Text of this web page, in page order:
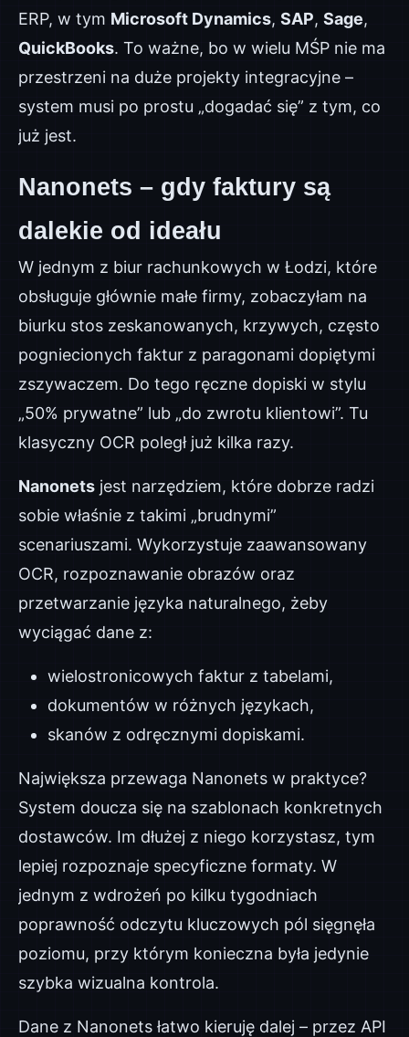
ERP, w tym Microsoft Dynamics, SAP, Sage,
QuickBooks. To ważne, bo w wielu MŚP nie ma
przestrzeni na duże projekty integracyjne –
system musi po prostu „dogadać się” z tym, co
już jest.
Nanonets – gdy faktury są
dalekie od ideału
W jednym z biur rachunkowych w Łodzi, które
obsługuje głównie małe firmy, zobaczyłam na
biurku stos zeskanowanych, krzywych, często
pogniecionych faktur z paragonami dopiętymi
zszywaczem. Do tego ręczne dopiski w stylu
„50% prywatne” lub „do zwrotu klientowi”. Tu
klasyczny OCR poległ już kilka razy.
Nanonets jest narzędziem, które dobrze radzi
sobie właśnie z takimi „brudnymi”
scenariuszami. Wykorzystuje zaawansowany
OCR, rozpoznawanie obrazów oraz
przetwarzanie języka naturalnego, żeby
wyciągać dane z:
wielostronicowych faktur z tabelami,
dokumentów w różnych językach,
skanów z odręcznymi dopiskami.
Największa przewaga Nanonets w praktyce?
System doucza się na szablonach konkretnych
dostawców. Im dłużej z niego korzystasz, tym
lepiej rozpoznaje specyficzne formaty. W
jednym z wdrożeń po kilku tygodniach
poprawność odczytu kluczowych pól sięgnęła
poziomu, przy którym konieczna była jedynie
szybka wizualna kontrola.
Dane z Nanonets łatwo kieruję dalej – przez API